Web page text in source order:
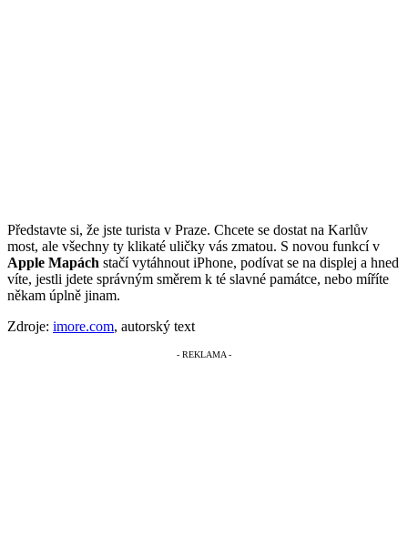
Představte si, že jste turista v Praze. Chcete se dostat na Karlův
most, ale všechny ty klikaté uličky vás zmatou. S novou funkcí v
Apple Mapách stačí vytáhnout iPhone, podívat se na displej a hned
víte, jestli jdete správným směrem k té slavné památce, nebo míříte
někam úplně jinam.
Zdroje: imore.com, autorský text